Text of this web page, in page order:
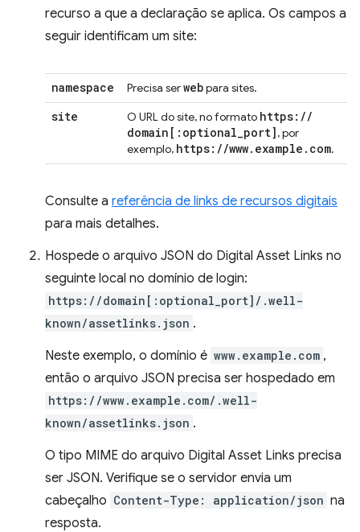
recurso a que a declaração se aplica. Os campos a
seguir identificam um site:
namespace Precisa serwebpara sites.
site O URL do site, no formato https: //
domain [: optional_port], por
exemplo, https: //www. example . com.
Consulte a referência de links de recursos digitais
para mais detalhes.
Hospede o arquivo JSON do Digital Asset Links no
seguinte local no domínio de login:
https://domain[:optional_port]/.well-
known/assetlinks.json .
Neste exemplo, o domínio é www.example.com ,
então o arquivo JSON precisa ser hospedado em
https://www.example.com/.well-
known/assetlinks.json .
O tipo MIME do arquivo Digital Asset Links precisa
ser JSON. Verifique se o servidor envia um
cabeçalho Content-Type: application/json na
resposta.